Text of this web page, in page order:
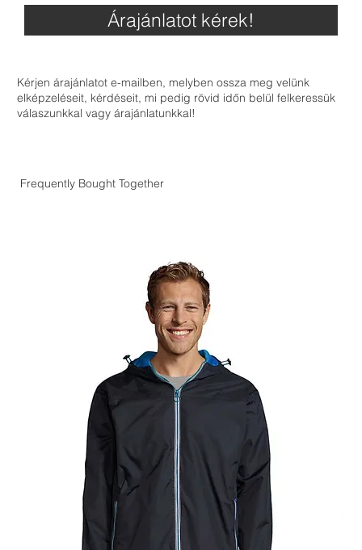
Árajánlatot kérek!
Kérjen árajánlatot e-mailben, melyben ossza meg velünk
elképzeléseit, kérdéseit, mi pedig rövid időn belül felkeressük
válaszunkkal vagy árajánlatunkkal!
Frequently Bought Together